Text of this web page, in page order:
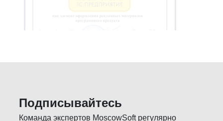
Подписывайтесь
Команда экспертов MoscowSoft регулярно